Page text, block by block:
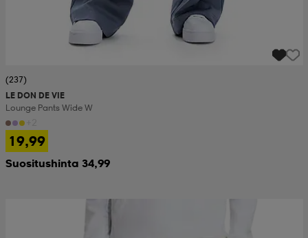
(237)
LE DON DE VIE
Lounge Pants Wide W
19,99
Suositushinta 34,99